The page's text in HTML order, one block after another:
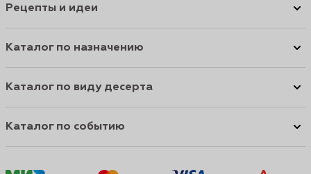
Рецепты и идеи
Каталог по назначению
Каталог по виду десерта
Каталог по событию